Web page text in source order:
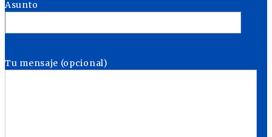
Asunto
Tu mensaje (opcional)